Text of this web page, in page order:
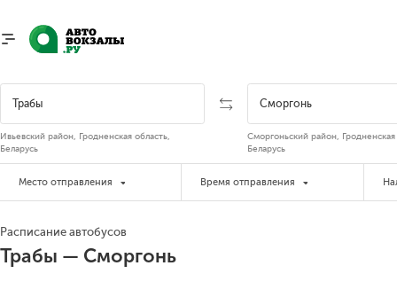
Ивьевский район, Гродненская область,
Беларусь
Сморгоньский район, Гродненская
Беларусь
Место отправления Время отправления
Расписание автобусов
Трабы — Сморгонь